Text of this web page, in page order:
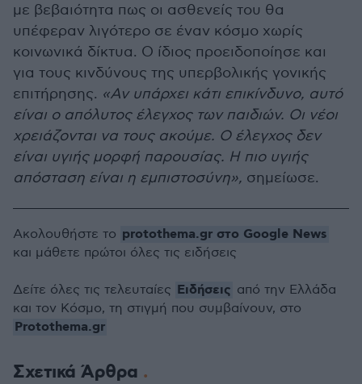
με βεβαιότητα πως οι ασθενείς του θα
υπέφεραν λιγότερο σε έναν κόσμο χωρίς
κοινωνικά δίκτυα. Ο ίδιος προειδοποίησε και
για τους κινδύνους της υπερβολικής γονικής
επιτήρησης. «Αν υπάρχει κάτι επικίνδυνο, αυτό
είναι ο απόλυτος έλεγχος των παιδιών. Οι νέοι
χρειάζονται να τους ακούμε. Ο έλεγχος δεν
είναι υγιής μορφή παρουσίας. Η πιο υγιής
απόσταση είναι η εμπιστοσύνη», σημείωσε.
Σχετικά Άρθρα
Ακολουθήστε το protothema.gr στο Google News
και μάθετε πρώτοι όλες τις ειδήσεις
Δείτε όλες τις τελευταίες Ειδήσεις από την Ελλάδα
και τον Κόσμο, τη στιγμή που συμβαίνουν, στο
Protothema.gr